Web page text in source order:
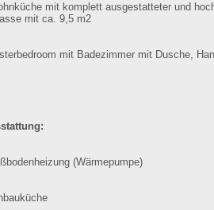
mit komplett ausgestatteter und
mit ca. 9,5 m2
mit Badezimmer mit Dusche,
(Wärmepumpe)